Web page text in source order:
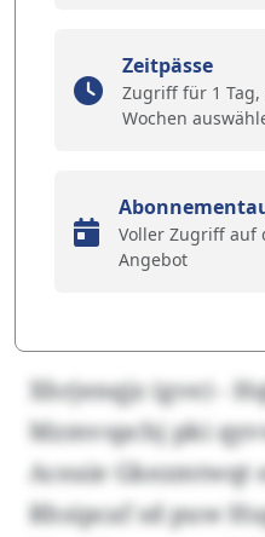
Zeitpässe
Zugriff für 1 Tag,
Wochen
Voller Zugriff auf
Angebot
Xhrjenqjz (gve) -
Mzmvspchj pki
Aceaie
Rhsipcaf sd puw